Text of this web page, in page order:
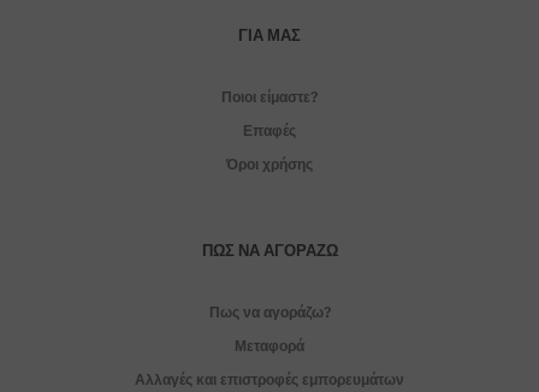
ΓΙΑ ΜΑΣ
Ποιοι είμαστε?
Επαφές
Όροι χρήσης
ΠΏΣ ΝΑ ΑΓΟΡΆΖΩ
Πως να αγοράζω?
Μεταφορά
Αλλαγές και επιστροφές εμπορευμάτων